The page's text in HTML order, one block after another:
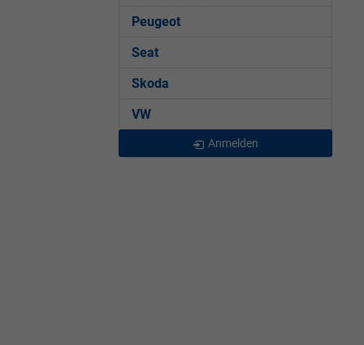
Peugeot
Seat
Skoda
VW
Anmelden